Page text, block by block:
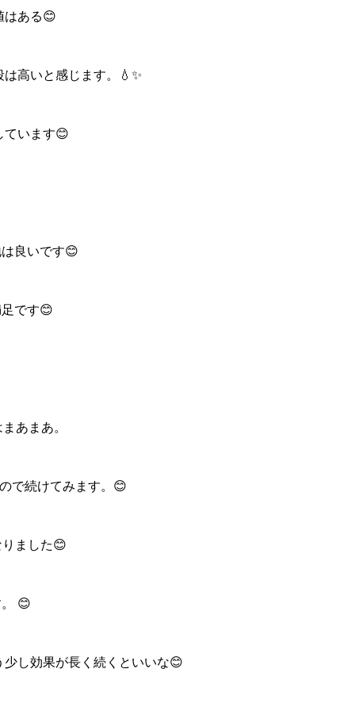
はある😊
高いと感じます。💧✨
ています😊
良いです😊
です😊
あまあ。
で続けてみます。😊
ました😊
😊
し効果が長く続くといいな😊